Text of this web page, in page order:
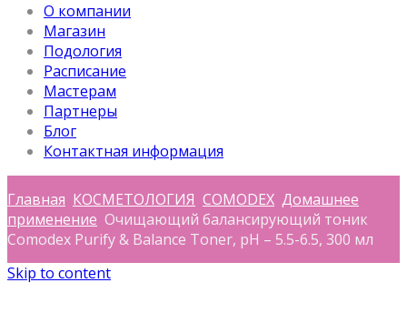
О компании
Магазин
Подология
Расписание
Мастерам
Партнеры
Блог
Контактная информация
Главная КОСМЕТОЛОГИЯ COMODEX Домашнее
применение Очищающий балансирующий тоник
Comodex Purify & Balance Toner, pН – 5.5-6.5, 300 мл
Skip to content